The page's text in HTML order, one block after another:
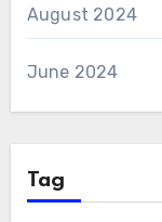
August 2024
June 2024
Tag